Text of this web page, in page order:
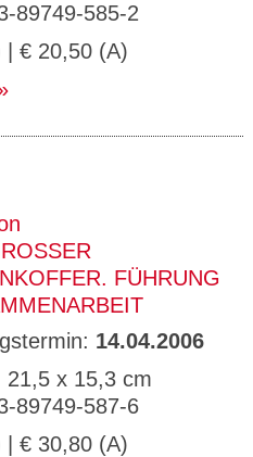
89749-585-2
| € 20,50 (A)
M
FÜHRUNG U
14.04.2006
21,5 x 15,3 cm
89749-587-6
| € 30,80 (A)